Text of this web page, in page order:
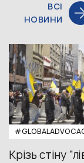
ВСІ
НОВИНИ
Крізь стіну